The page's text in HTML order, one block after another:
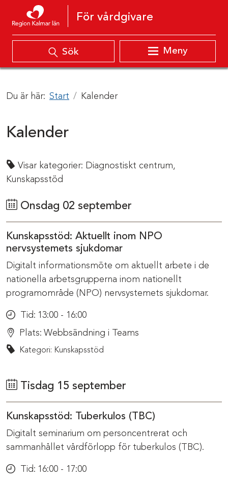
Hoppa till innehåll
För vårdgivare
Sök Meny
Du är här: Start Kalender
Kalender
Visar kategorier: Diagnostiskt centrum,
Kunskapsstöd
Onsdag 02 september
Kunskapsstöd: Aktuellt inom NPO
nervsystemets sjukdomar
Digitalt informationsmöte om aktuellt arbete i de
nationella arbetsgrupperna inom nationellt
programområde (NPO) nervsystemets sjukdomar.
Tid: 13:00 - 16:00
Plats: Webbsändning i Teams
Kategori: Kunskapsstöd
Tisdag 15 september
Kunskapsstöd: Tuberkulos (TBC)
Digitalt seminarium om personcentrerat och
sammanhållet vårdförlopp för tuberkulos (TBC).
Tid: 16:00 - 17:00